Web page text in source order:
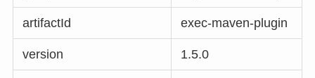
artifactId exec-maven-plugin
version 1.5.0